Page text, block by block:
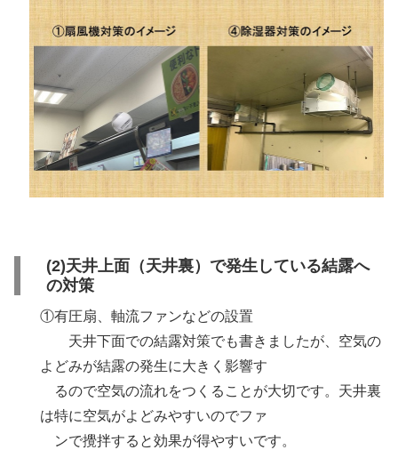
(2)天井上面（天井裏）で発生している結露へ
の対策
①有圧扇、軸流ファンなどの設置
天井下面での結露対策でも書きましたが、空気の
よどみが結露の発生に大きく影響す
るので空気の流れをつくることが大切です。天井裏
は特に空気がよどみやすいのでファ
ンで攪拌すると効果が得やすいです。